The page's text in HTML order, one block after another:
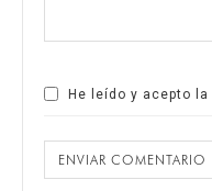
He leído y acepto la
ENVIAR COMENTARIO